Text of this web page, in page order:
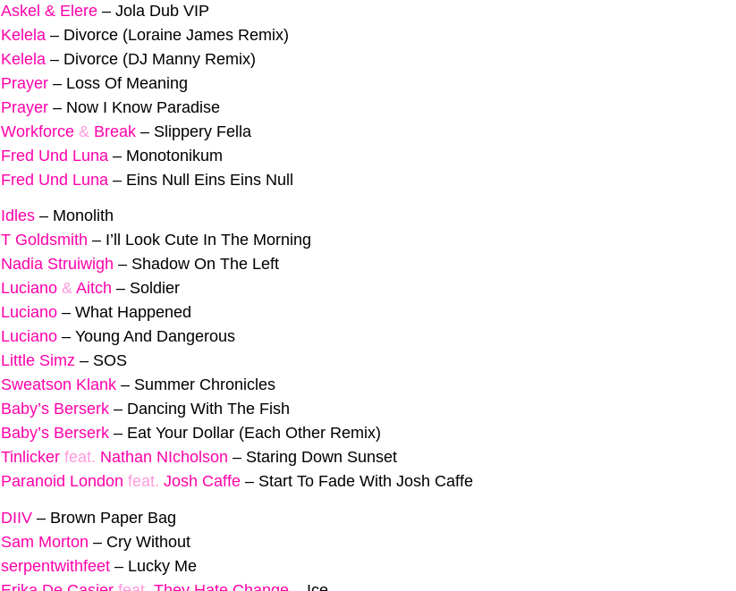
Askel & Elere – Jola Dub VIP
Kelela – Divorce (Loraine James Remix)
Kelela – Divorce (DJ Manny Remix)
Prayer – Loss Of Meaning
Prayer – Now I Know Paradise
Workforce & Break – Slippery Fella
Fred Und Luna – Monotonikum
Fred Und Luna – Eins Null Eins Eins Null
Idles – Monolith
T Goldsmith – I’ll Look Cute In The Morning
Nadia Struiwigh – Shadow On The Left
Luciano & Aitch – Soldier
Luciano – What Happened
Luciano – Young And Dangerous
Little Simz – SOS
Sweatson Klank – Summer Chronicles
Baby’s Berserk – Dancing With The Fish
Baby’s Berserk – Eat Your Dollar (Each Other Remix)
Tinlicker feat. Nathan NIcholson – Staring Down Sunset
Paranoid London feat. Josh Caffe – Start To Fade With Josh Caffe
DIIV – Brown Paper Bag
Sam Morton – Cry Without
serpentwithfeet – Lucky Me